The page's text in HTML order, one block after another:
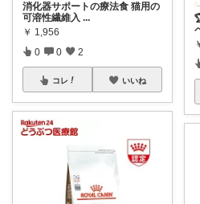
消化器サポートの療法食 猫用の
可溶性繊維入 ...
￥ 1,956
0 0 2
コレ いいね